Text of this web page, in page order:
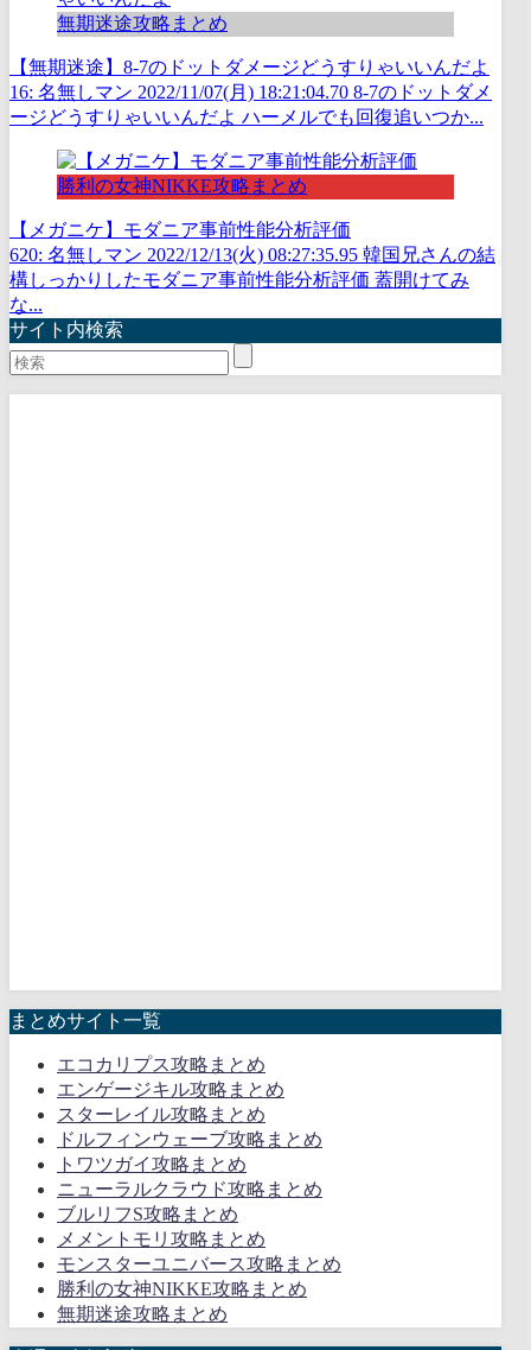
無期迷途攻略まとめ
【無期迷途】8-7のドットダメージどうすりゃいいんだよ
16: 名無しマン 2022/11/07(月) 18:21:04.70 8-7のドットダメ
ージどうすりゃいいんだよ ハーメルでも回復追いつか...
勝利の女神NIKKE攻略まとめ
【メガニケ】モダニア事前性能分析評価
620: 名無しマン 2022/12/13(火) 08:27:35.95 韓国兄さんの結
構しっかりしたモダニア事前性能分析評価 蓋開けてみ
な...
サイト内検索
まとめサイト一覧
エコカリプス攻略まとめ
エンゲージキル攻略まとめ
スターレイル攻略まとめ
ドルフィンウェーブ攻略まとめ
トワツガイ攻略まとめ
ニューラルクラウド攻略まとめ
ブルリフS攻略まとめ
メメントモリ攻略まとめ
モンスターユニバース攻略まとめ
勝利の女神NIKKE攻略まとめ
無期迷途攻略まとめ